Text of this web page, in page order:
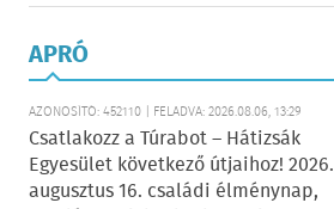
APRÓ
AZONOSÍTÓ: 452110 | FELADVA: 2026.08.06, 13:29
Csatlakozz a Túrabot – Hátizsák
Egyesület következő útjaihoz! 2026.
augusztus 16. családi élménynap,